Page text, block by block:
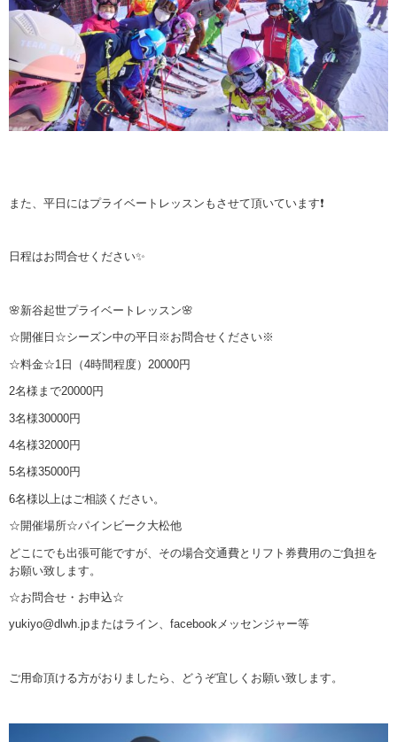
また、平日にはプライベートレッスンもさせて頂いています❗
日程はお問合せください✨
🌸新谷起世プライベートレッスン🌸
☆開催日☆シーズン中の平日※お問合せください※
☆料金☆1日（4時間程度）20000円
2名様まで20000円
3名様30000円
4名様32000円
5名様35000円
6名様以上はご相談ください。
☆開催場所☆パインビーク大松他
どこにでも出張可能ですが、その場合交通費とリフト券費用のご負担を
お願い致します。
☆お問合せ・お申込☆
yukiyo@dlwh.jpまたはライン、facebookメッセンジャー等
ご用命頂ける方がおりましたら、どうぞ宜しくお願い致します。